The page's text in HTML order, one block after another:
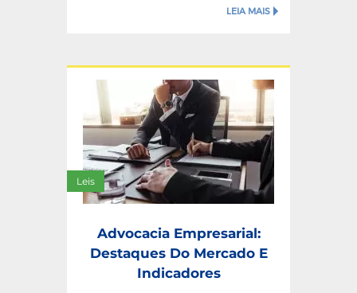
LEIA MAIS
Leis
Advocacia Empresarial:
Destaques Do Mercado E
Indicadores